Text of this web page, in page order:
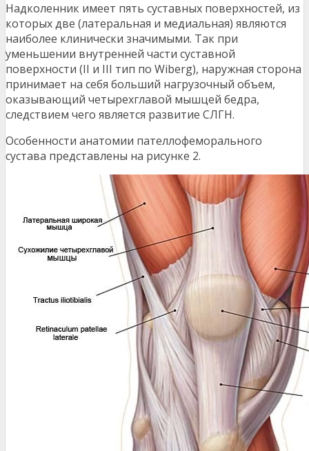
Надколенник имеет пять суставных поверхностей, из
которых две (латеральная и медиальная) являются
наиболее клинически значимыми. Так при
уменьшении внутренней части суставной
поверхности (II и III тип по Wiberg), наружная сторона
принимает на себя больший нагрузочный объем,
оказывающий четырехглавой мышцей бедра,
следствием чего является развитие СЛГН.
Особенности анатомии пателлофеморального
сустава представлены на рисунке 2.